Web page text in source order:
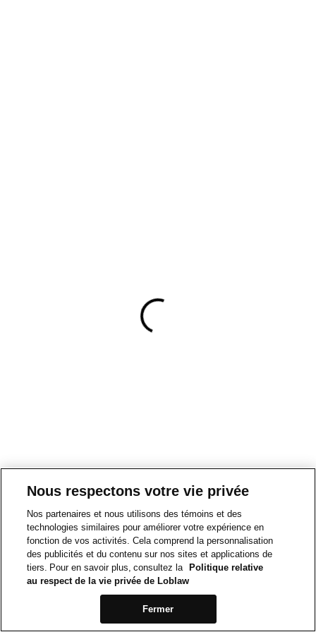
Nous respectons votre vie privée
Nos partenaires et nous utilisons des témoins et des
technologies similaires pour améliorer votre expérience en
fonction de vos activités. Cela comprend la personnalisation
des publicités et du contenu sur nos sites et applications de
tiers. Pour en savoir plus, consultez la
Politique relative
au respect de la vie privée de Loblaw
Fermer